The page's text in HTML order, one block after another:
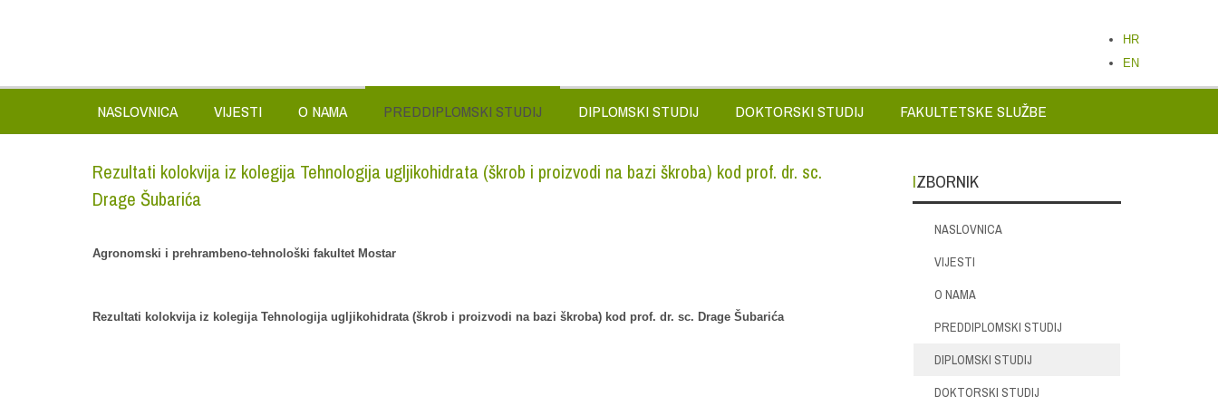
HR
EN
NASLOVNICA VIJESTI O NAMA PREDDIPLOMSKI STUDIJ DIPLOMSKI STUDIJ DOKTORSKI STUDIJ FAKULTETSKE SLUŽBE
Rezultati kolokvija iz kolegija Tehnologija ugljikohidrata (škrob i proizvodi na bazi škroba) kod prof. dr. sc.
Drage Šubarića
Agronomski i prehrambeno-tehnološki fakultet Mostar
Rezultati kolokvija iz kolegija Tehnologija ugljikohidrata (škrob i proizvodi na bazi škroba) kod prof. dr. sc. Drage Šubarića
IZBORNIK
NASLOVNICA
VIJESTI
O NAMA
PREDDIPLOMSKI STUDIJ
DIPLOMSKI STUDIJ
DOKTORSKI STUDIJ